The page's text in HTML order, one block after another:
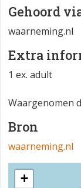
Gehoord
waarneming.nl
Extra
1 ex. adult
Waargenomen
Bron
waarneming.nl
+